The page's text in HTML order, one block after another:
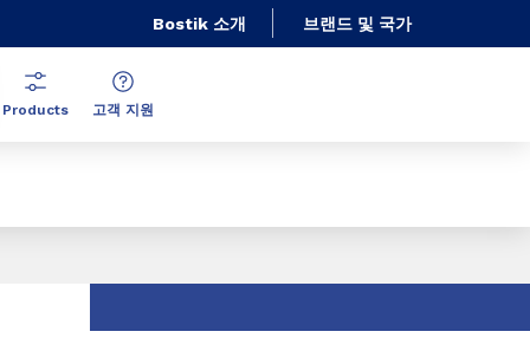
Bostik 소개 브랜드 및 국가
Products 고객 지원